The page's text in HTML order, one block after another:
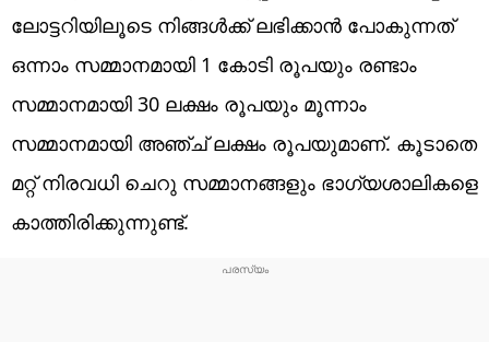
ലോട്ടറിയിലൂടെ നിങ്ങൾക്ക് ലഭിക്കാൻ പോകുന്നത്
ഒന്നാം സമ്മാനമായി 1 കോടി രൂപയും രണ്ടാം
സമ്മാനമായി 30 ലക്ഷം രൂപയും മൂന്നാം
സമ്മാനമായി അഞ്ച് ലക്ഷം രൂപയുമാണ്. കൂടാതെ
മറ്റ് നിരവധി ചെറു സമ്മാനങ്ങളും ഭാഗ്യശാലികളെ
കാത്തിരിക്കുന്നുണ്ട്.